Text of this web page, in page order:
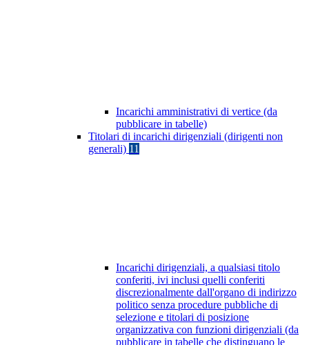
Incarichi amministrativi di vertice (da
pubblicare in tabelle)
Titolari di incarichi dirigenziali (dirigenti non
generali) 11
Incarichi dirigenziali, a qualsiasi titolo
conferiti, ivi inclusi quelli conferiti
discrezionalmente dall'organo di indirizzo
politico senza procedure pubbliche di
selezione e titolari di posizione
organizzativa con funzioni dirigenziali (da
pubblicare in tabelle che distinguano le